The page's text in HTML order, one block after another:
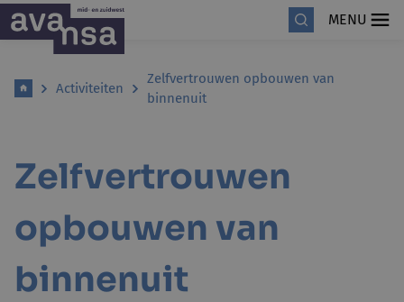
MENU
Activiteiten
Zelfvertrouwen opbouwen van
binnenuit
Zelfvertrouwen
opbouwen van
binnenuit